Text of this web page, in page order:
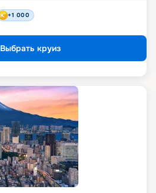
+1 000
Выбрать круиз